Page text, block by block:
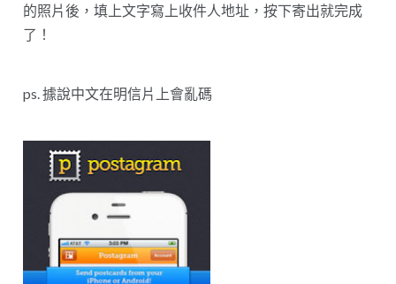
的照片後，填上文字寫上收件人地址，按下寄出就完成
了！
ps. 據說中文在明信片上會亂碼